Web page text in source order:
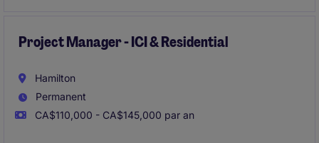
Project Manager - ICI & Residential
Hamilton
Permanent
CA$110,000 - CA$145,000 par an